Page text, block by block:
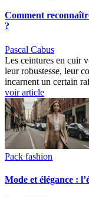
Comment
?
Pascal Cabus
Les ceintures en cuir
leur robustesse, leur
incarnent un certain
voir article
Pack fashion
Mode et élégance :